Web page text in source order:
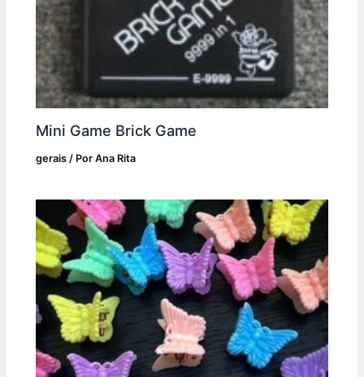
Mini Game Brick Game
gerais / PorAna Rita